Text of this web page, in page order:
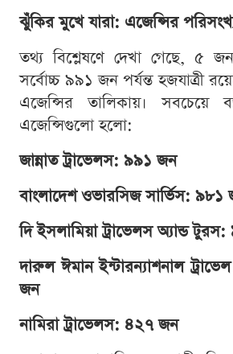
ঝুঁকির মুখে যারা: এজেন্সির
তথ্য বিশ্লেষণে দেখা গেছে, ৫
সর্বোচ্চ ৯৯১ জন পর্যন্ত হজযাত্রী
এজেন্সির তালিকায়। সবচেয়ে
এজেন্সিগুলো হলো:
জান্নাত ট্রাভেলস: ৯৯১ জন
বাংলাদেশ ওভারসিজ সার্ভিস: ৯৮১
দি ইসলামিয়া ট্রাভেলস অ্যান্ড
দারুল ঈমান ইন্টারন্যাশনাল
জন
নামিরা ট্রাভেলস: ৪২৭ জন